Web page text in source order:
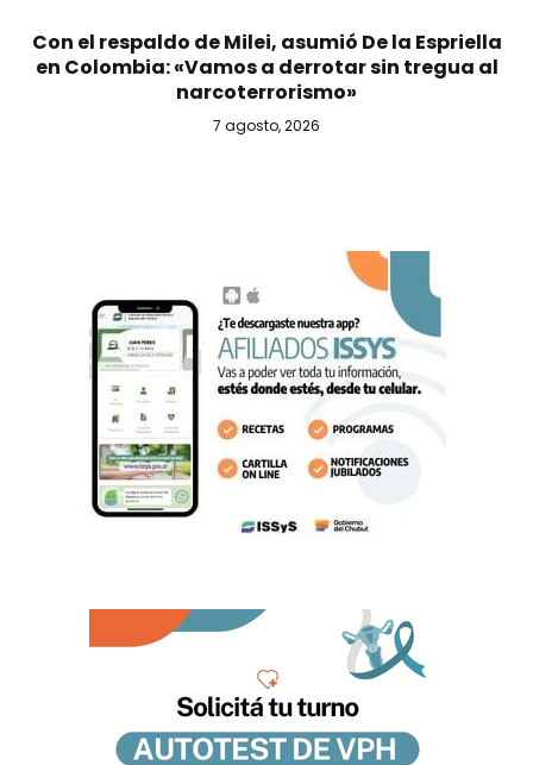
Con el respaldo de Milei, asumió De la Espriella
en Colombia: «Vamos a derrotar sin tregua al
narcoterrorismo»
7 agosto, 2026